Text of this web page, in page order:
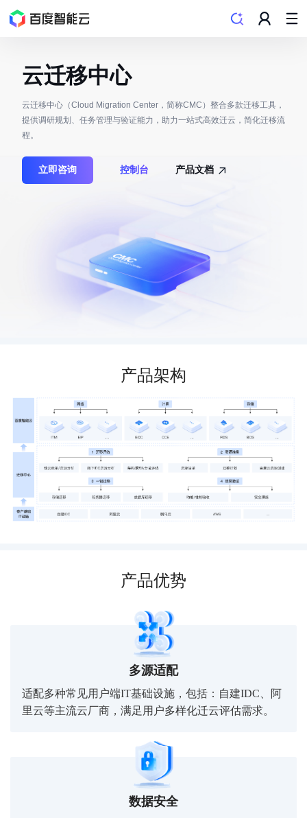
云迁移中心
云迁移中心（Cloud Migration Center，简称CMC）整合多款迁移工具，
提供调研规划、任务管理与验证能力，助力一站式高效迁云，简化迁移流
程。
立即咨询 控制台 产品文档
产品架构
产品优势
多源适配
适配多种常见用户端IT基础设施，包括：自建IDC、阿
里云等主流云厂商，满足用户多样化迁云评估需求。
数据安全